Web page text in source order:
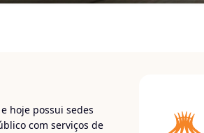
hoje possui sedes
com serviços de